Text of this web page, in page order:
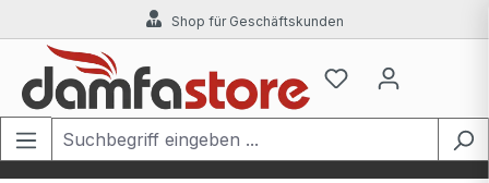
Zum Hauptinhalt springenShop für Geschäftskunden